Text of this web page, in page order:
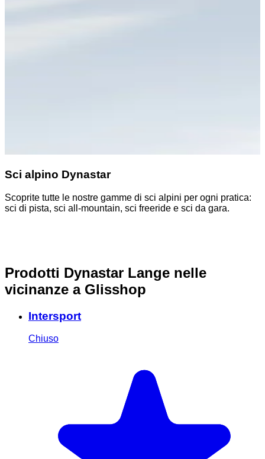
Sci alpino Dynastar
Scoprite tutte le nostre gamme di sci alpini per ogni pratica:
sci di pista, sci all-mountain, sci freeride e sci da gara.
Prodotti Dynastar Lange nelle
vicinanze a Glisshop
Intersport
Chiuso